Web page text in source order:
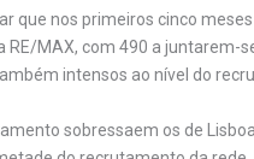
que nos primeiros cinco
MAX, com 490 a juntarem-
intensos ao nível do
sobressaem os de